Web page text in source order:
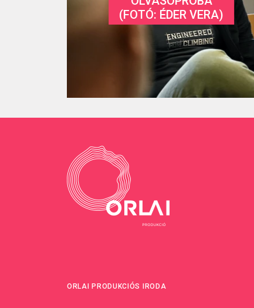
(FOTÓ: ÉDER VERA)
ORLAI PRODUKCIÓS IRODA